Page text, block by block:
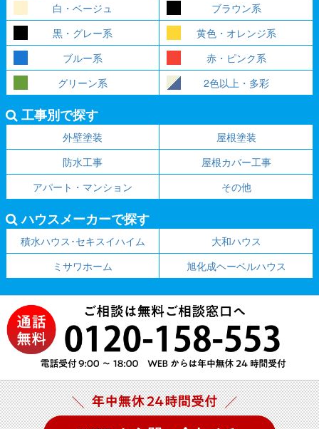
白・ベージュ
ブラウン系
黒・グレー系
黄色・オレンジ系
ブルー系
赤・ピンク系
グリーン系
2色以上・多彩
工事別で探す
外壁塗装
屋根塗装
防水工事
屋根カバー工事
アパート・マンション
その他
ハウスメーカーで探す
積水ハウス･セキスイハイム
大和ハウス
ミサワホーム
旭化成ヘーベルハウス